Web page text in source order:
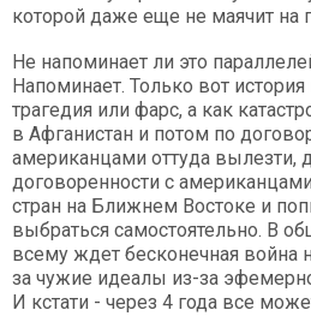
которой даже еще не маячит на
Не напоминает ли это
Напоминает. Только вот история
трагедия или фарс, а как
в Афганистан и потом по
американцами оттуда вылезти,
договоренности с
стран на Ближнем Востоке и
выбраться самостоятельно. В
всему ждет бесконечная война
за чужие идеалы из-за
И кстати - через 4 года все